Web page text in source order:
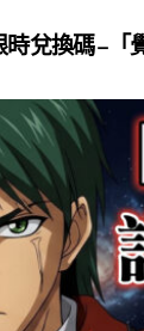
兌換碼 –「